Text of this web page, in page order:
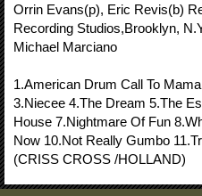
Orrin Evans(p), Eric Revis(b)
Recording Studios,Brooklyn,
Michael Marciano
1.American Drum Call To
3.Niecee 4.The Dream 5.The
House 7.Nightmare Of Fun
Now 10.Not Really Gumbo
(CRISS CROSS /HOLLAND)